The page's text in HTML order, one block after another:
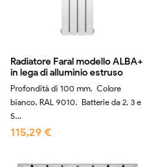
Radiatore Faral modello ALBA+
in lega di alluminio estruso
Profondità di 100 mm. Colore
bianco, RAL 9010. Batterie da 2, 3 e
5...
115,29 €